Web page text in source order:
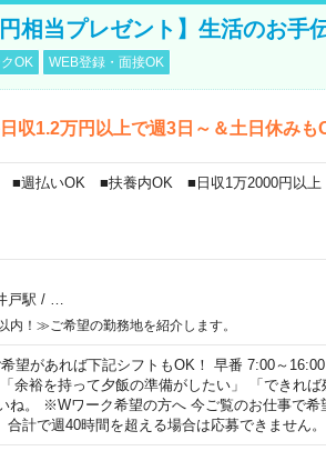
相当プレゼント】生活のお手
OK WEB登録・面接OK
1.2万円以上で週3日～＆土日休みも
■週払いOK ■扶養内OK ■日収1万2000円以上
戸駅 /
！≫ご希望の勤務地を紹介します。
望があれば下記シフトもOK！ 早番 7:00～
余裕を持って夕飯の準備がしたい」 「できれ
ね。 ※Wワーク希望の方へ 今ご覧のお仕事で希
計で週40時間を超える場合は応募できません。